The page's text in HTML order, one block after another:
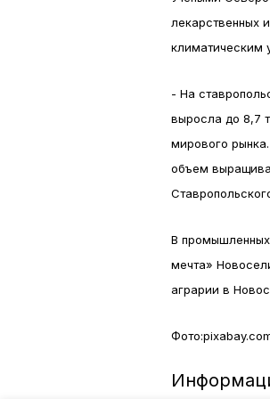
лекарственных
климатическим
- На
выросла до 8,7
мирового
объем
В
мечта»
аграрии в